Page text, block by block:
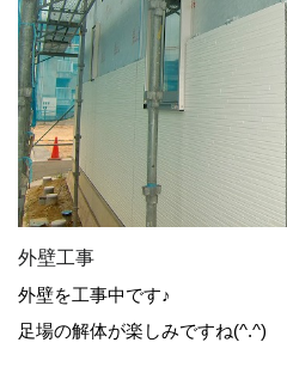
外壁工事
外壁を工事中です♪
足場の解体が楽しみですね(^.^)